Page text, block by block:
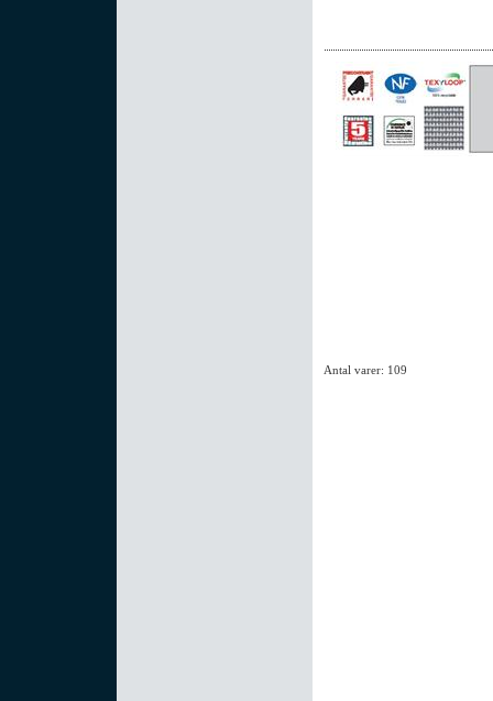
Antal varer: 109